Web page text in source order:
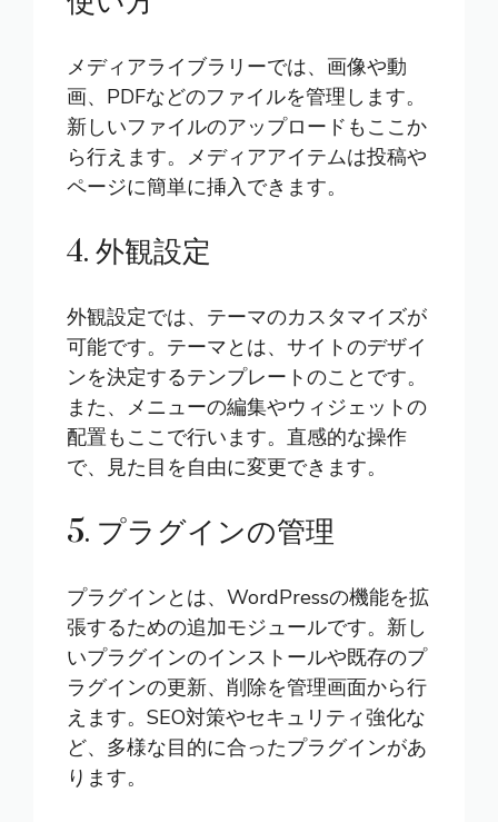
メディアライブラリーでは、画像や動
画、PDFなどのファイルを管理します。
新しいファイルのアップロードもここか
ら行えます。メディアアイテムは投稿や
ページに簡単に挿入できます。
4. 外観設定
外観設定では、テーマのカスタマイズが
可能です。テーマとは、サイトのデザイ
ンを決定するテンプレートのことです。
また、メニューの編集やウィジェットの
配置もここで行います。直感的な操作
で、見た目を自由に変更できます。
5. プラグインの管理
プラグインとは、WordPressの機能を拡
張するための追加モジュールです。新し
いプラグインのインストールや既存のプ
ラグインの更新、削除を管理画面から行
えます。SEO対策やセキュリティ強化な
ど、多様な目的に合ったプラグインがあ
ります。